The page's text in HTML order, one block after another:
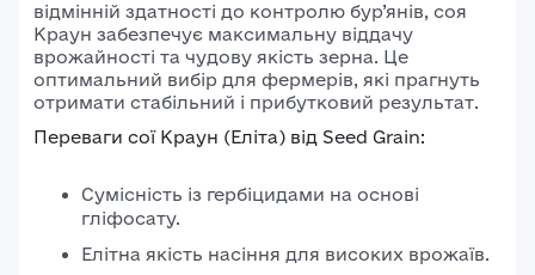
відмінній здатності до контролю бур’янів, соя
Краун забезпечує максимальну віддачу
врожайності та чудову якість зерна. Це
оптимальний вибір для фермерів, які прагнуть
отримати стабільний і прибутковий результат.
Переваги сої Краун (Еліта) від Seed Grain:
Сумісність із гербіцидами на основі
гліфосату.
Елітна якість насіння для високих врожаїв.